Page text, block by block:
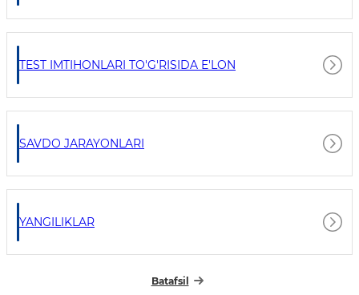
TEST IMTIHONLARI TO'G'RISIDA E'LON
SAVDO JARAYONLARI
YANGILIKLAR
Batafsil